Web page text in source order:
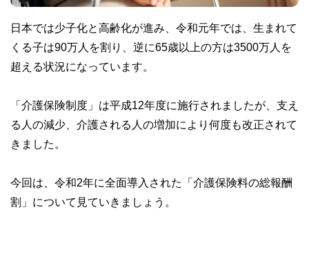
日本では少子化と高齢化が進み、令和元年では、生まれて
くる子は90万人を割り、逆に65歳以上の方は3500万人を
超える状況になっています。
「介護保険制度」は平成12年度に施行されましたが、支え
る人の減少、介護される人の増加により何度も改正されて
きました。
今回は、令和2年に全面導入された「介護保険料の総報酬
割」について見ていきましょう。